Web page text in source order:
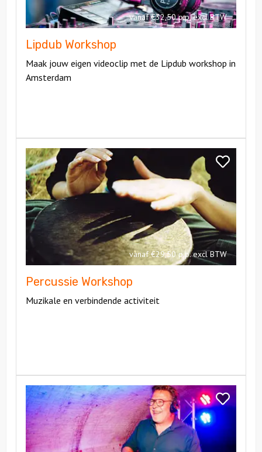
vanaf €32,50 p.p. excl BTW
Lipdub Workshop
Maak jouw eigen videoclip met de Lipdub workshop in
Amsterdam
Bekijk
vanaf €29,50 p.p. excl BTW
Percussie Workshop
Muzikale en verbindende activiteit
Bekijk
Percussie
Workshop
Bekijk
Workshop
Bekijk
Workshop
Discodansen